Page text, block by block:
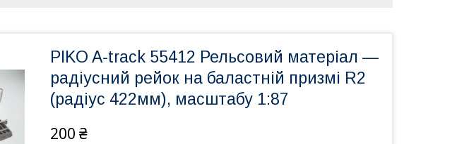
PIKO A-track 55412 Рельсовий матеріал —
радіусний рейок на баластній призмі R2
(радіус 422мм), масштабу 1:87
200 ₴